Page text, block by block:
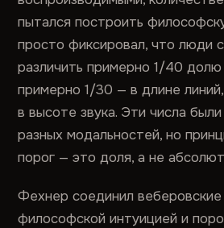
пытался построить
просто фиксировал, что люди
различить примерно 1/40
примерно 1/30 — в длине
в высоте звука. Эти числа
разных модальностей, но
порог — это доля, а не
Фехнер соединил
философской интуицией и